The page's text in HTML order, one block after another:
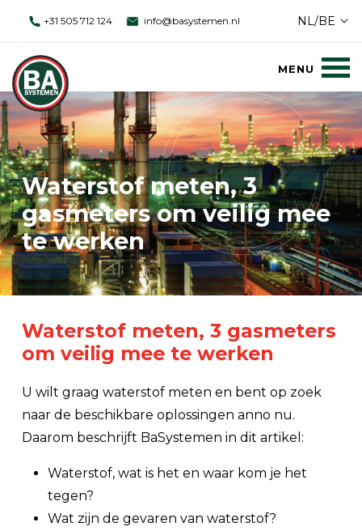
+31 505 712 124 info@basystemen.nl NL/BE
Waterstof meten, 3
gasmeters om veilig mee
te werken
Waterstof meten, 3 gasmeters
om veilig mee te werken
U wilt graag waterstof meten en bent op zoek
naar de beschikbare oplossingen anno nu.
Daarom beschrijft BaSystemen in dit artikel:
Waterstof, wat is het en waar kom je het
tegen?
Wat zijn de gevaren van waterstof?